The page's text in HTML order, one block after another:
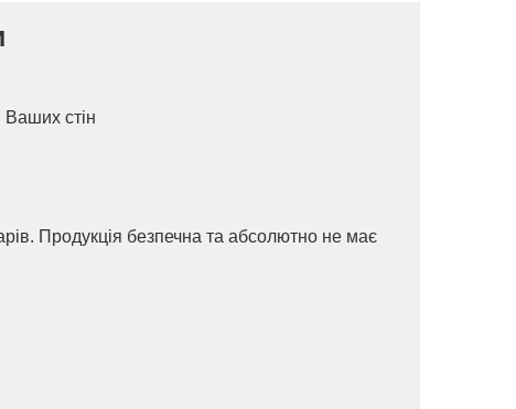
стін
Продукція безпечна та абсолютно не має